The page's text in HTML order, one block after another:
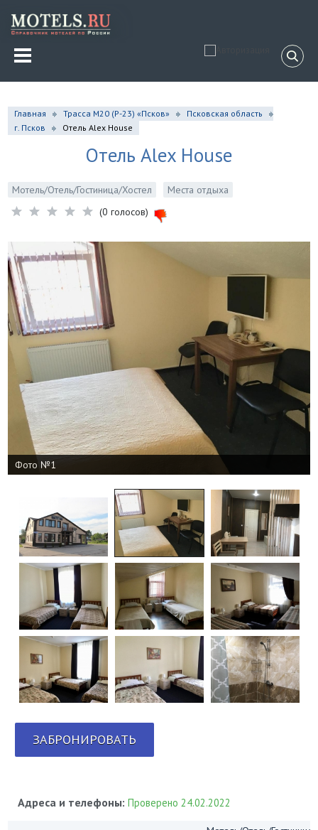
Главная Трасса М20 (Р-23) «Псков»
Псковская область
г. Псков
Отель Alex House
Отель Alex House
Мотель/Отель/Гостиница/Хостел
Места отдыха
(0 голосов)
Фото №1
ЗАБРОНИРОВАТЬ
Адреса и телефоны:Проверено 24.02.2022